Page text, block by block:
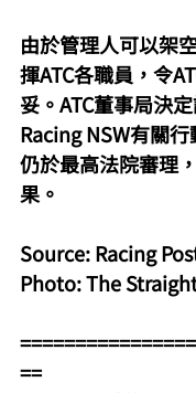
由於管理人可以架
揮ATC各職員，令
妥。ATC董事局決
Racing NSW有關
仍於最高法院審理
果。
Source: Racing
Photo: The
==